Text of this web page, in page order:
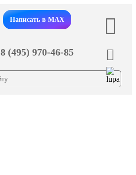
Написать в MAX
8 (495) 970-46-85